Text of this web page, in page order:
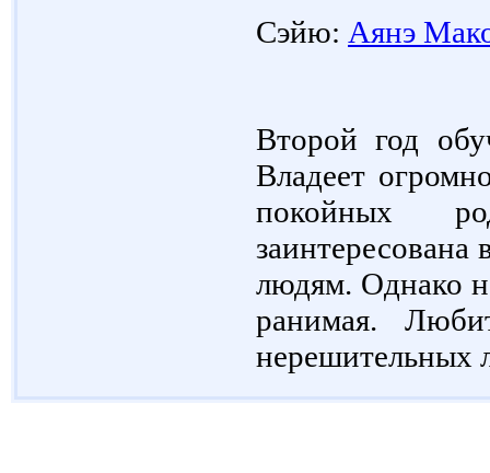
Сэйю: Аянэ
Второй год
Владеет
покойных
заинтересована
людям. Однако
ранимая.
нерешительных